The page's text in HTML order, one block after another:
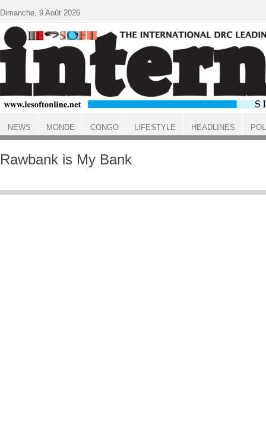
ACCUEIL
Rawbank is My Bank
Dimanche, 9 Août 2026
NEWS MONDE CONGO LIFESTYLE HEADLINES